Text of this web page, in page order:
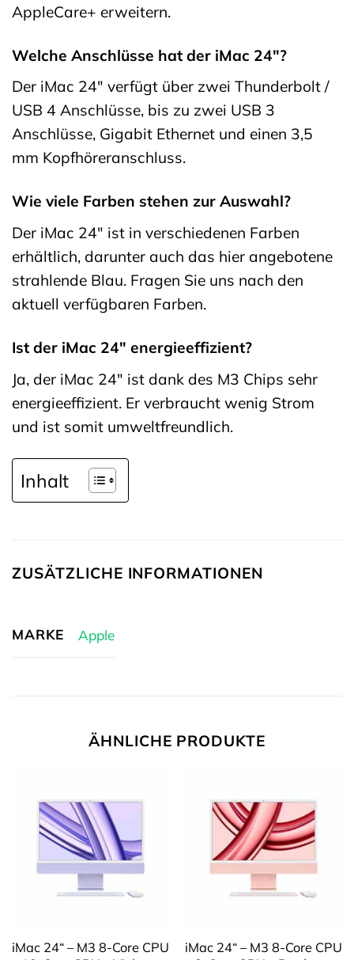
AppleCare+ erweitern.
Welche Anschlüsse hat der iMac 24″?
Der iMac 24″ verfügt über zwei Thunderbolt /
USB 4 Anschlüsse, bis zu zwei USB 3
Anschlüsse, Gigabit Ethernet und einen 3,5
mm Kopfhöreranschluss.
Wie viele Farben stehen zur Auswahl?
Der iMac 24″ ist in verschiedenen Farben
erhältlich, darunter auch das hier angebotene
strahlende Blau. Fragen Sie uns nach den
aktuell verfügbaren Farben.
Ist der iMac 24″ energieeffizient?
Ja, der iMac 24″ ist dank des M3 Chips sehr
energieeffizient. Er verbraucht wenig Strom
und ist somit umweltfreundlich.
Inhalt
ZUSÄTZLICHE INFORMATIONEN
MARKE Apple
ÄHNLICHE PRODUKTE
iMac 24“ – M3 8-Core CPU
iMac 24“ – M3 8-Core CPU